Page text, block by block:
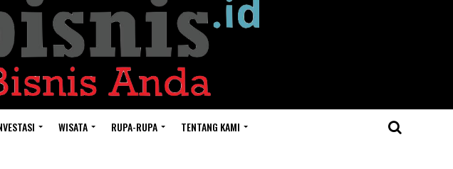
WISATA RUPA-RUPA TENTANG KAMI